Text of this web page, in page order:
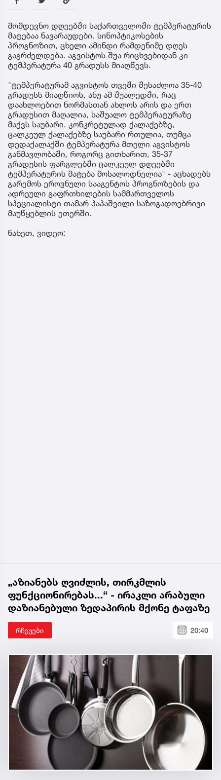
მომდევნო დღეებში საქართველოში ტემპერატურის
მატებაა ნავარაუდები. სინოპტიკოსების
პროგნოზით, ცხელი ამინდი რამდენიმე დღეს
გაგრძელდება. აგვისტოს შუა რიცხვებიდან კი
ტემპერატურა 40 გრადუსს მიაღწევს.
"ტემპერატურამ აგვისტოს თვეში შესაძლოა 35-40
გრადუსს მიაღწიოს, ანუ ამ შუალედში, რაც
დაახლოებით ნორმასთან ახლოს არის და ერთ
გრადუსით მაღალია, საშუალო ტემპერატურაზე
მაქვს საუბარი. კონკრეტულად ქალაქებზე,
ცალკეულ ქალაქებზე საუბარი რთულია, თუმცა
დედაქალაქში ტემპერატურა მთელი აგვისტოს
განმავლობაში, როგორც გითხარით, 35-37
გრადუსის ფარგლებში ცალკეულ დღეებში
ტემპერატურის მატება მოსალოდნელია" - აცხადებს
გარემოს ეროვნული სააგენტოს პროგნოზების და
ადრეული გაფრთხილების სამმართველოს
სპეციალისტი თამარ პაპაშვილი საზოგადოებრივი
მაუწყებლის ეთერში.
ნახეთ, ვიდეო:
„აზიანებს ღვიძლის, თირკმლის
ფუნქციონირებას...“ - ირაკლი არაბული
დაზიანებული ზედაპირის მქონე ტაფაზე
რჩევები 20:40